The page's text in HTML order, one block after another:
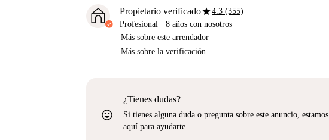
Propietario verificadostar4.3 (355)
Profesional · 8 años con nosotros
Más sobre este arrendador
Más sobre la verificación
sentiment_very_satisfied
¿Tienes dudas?
Si tienes alguna duda o pregunta sobre este anuncio, estamos
aquí para ayudarte.